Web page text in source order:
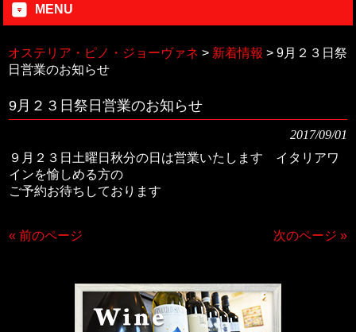
MENU
オステリア・ピノ・ジョーヴァネ > 新着情報 > 9月２３日祭
日営業のお知らせ
9月２３日祭日営業のお知らせ
2017/09/01
９月２３日土曜日秋分の日は営業いたします イタリアワ
インを愉しめる方の
ご予約お待ちしております
« 前のページ 次のページ »